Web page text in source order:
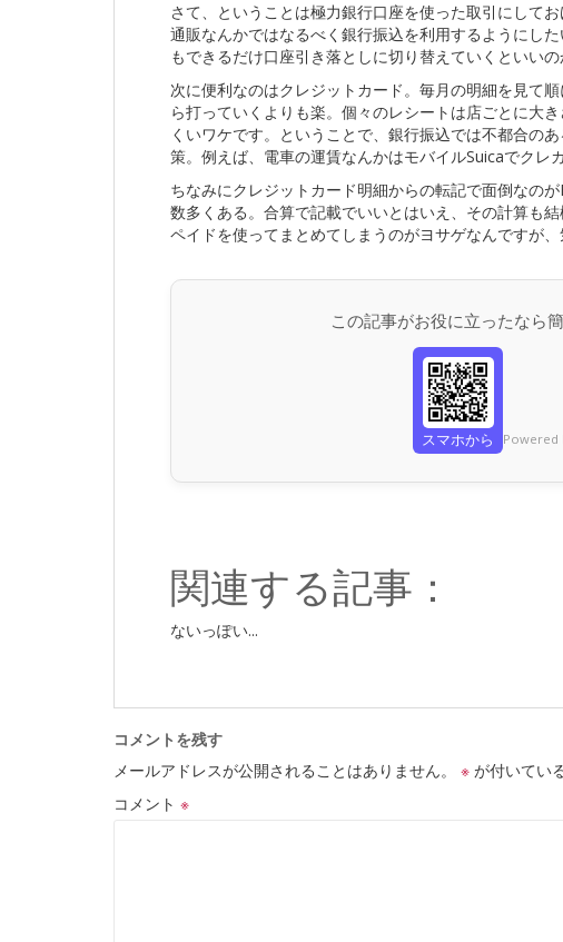
さて、ということは極力銀行口座を使った取引にして
通販なんかではなるべく銀行振込を利用するようにし
もできるだけ口座引き落としに切り替えていくといいの
次に便利なのはクレジットカード。毎月の明細を見て
ら打っていくよりも楽。個々のレシートは店ごとに大
くいワケです。ということで、銀行振込では不都合の
策。例えば、電車の運賃なんかはモバイルSuicaでクレ
ちなみにクレジットカード明細からの転記で面倒なの
数多くある。合算で記載でいいとはいえ、その計算も
ペイドを使ってまとめてしまうのがヨサゲなんですが
この記事がお役に立ったなら
スマホから Powered
関連する記事：
ないっぽい...
コメントを残す
メールアドレスが公開されることはありません。
※ が付いてい
コメント ※